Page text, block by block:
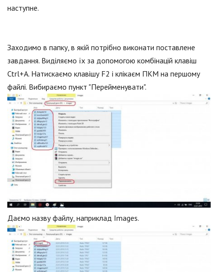
наступне.
Заходимо в папку, в якій потрібно виконати поставлене
завдання. Виділяємо їх за допомогою комбінацій клавіш
Ctrl+A. Натискаємо клавішу F2 і клікаєм ПКМ на першому
файлі. Вибираємо пункт "Перейменувати".
Даємо назву файлу, наприклад Images.